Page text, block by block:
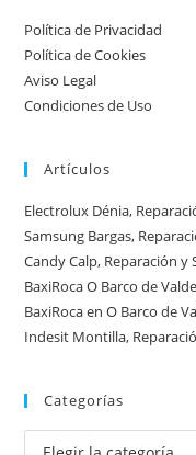
ciudad:
disponibilidad
y
en
Política de Privacidad
Política de Cookies
Aviso Legal
Condiciones de Uso
Artículos
Electrolux Dénia,
Samsung Bargas,
Candy Calp, Reparación y
BaxiRoca O Barco de
BaxiRoca en O Barco de
Indesit Montilla,
Categorías
Categorías